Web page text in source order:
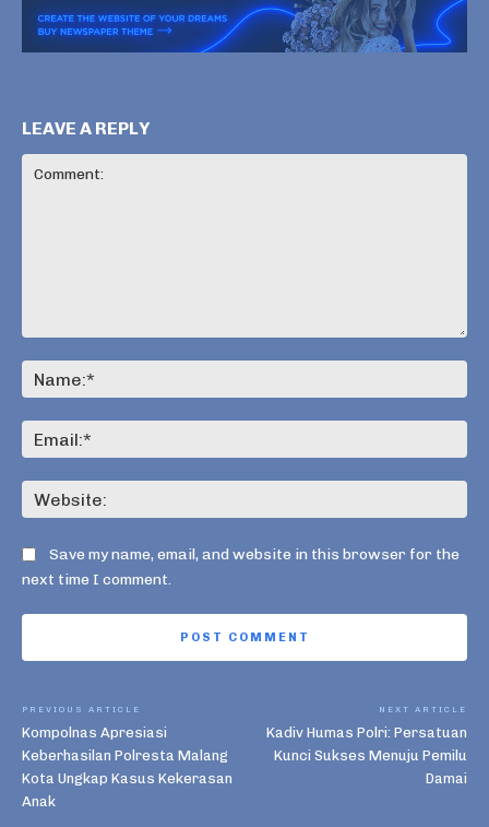
LEAVE A REPLY
Save my name, email, and website in this browser for the
next time I comment.
PREVIOUS ARTICLE
Kompolnas Apresiasi
Keberhasilan Polresta Malang
Kota Ungkap Kasus Kekerasan
Anak
NEXT ARTICLE
Kadiv Humas Polri: Persatuan
Kunci Sukses Menuju Pemilu
Damai